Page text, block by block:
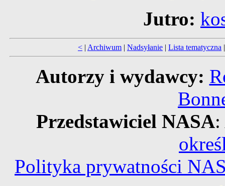
Jutro:
< | Archiwum | Nadsyłanie | Lista tematyczna
Autorzy i wydawcy:
Przedstawiciel NASA:
Polityka prywatności